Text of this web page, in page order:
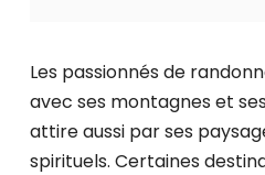
Les passionnés de
avec ses montagnes et
attire aussi par ses
spirituels. Certaines